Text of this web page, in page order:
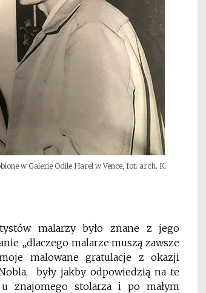
w Galerie Odile Harel w Vence, fot. arch. K.
malarzy było znane z jego
„dlaczego malarze muszą zawsze
malowane gratulacje z okazji
były jakby odpowiedzią na te
u znajomego stolarza i po małym